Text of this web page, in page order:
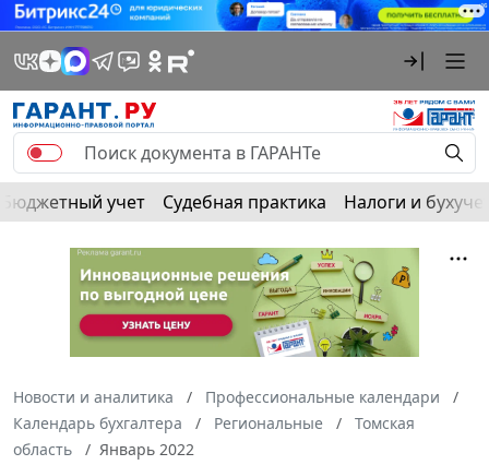
Бюджетный учет Судебная практика Налоги и
Новости и аналитика
Профессиональные календари
Календарь бухгалтера
Региональные
Томская
область
Январь 2022